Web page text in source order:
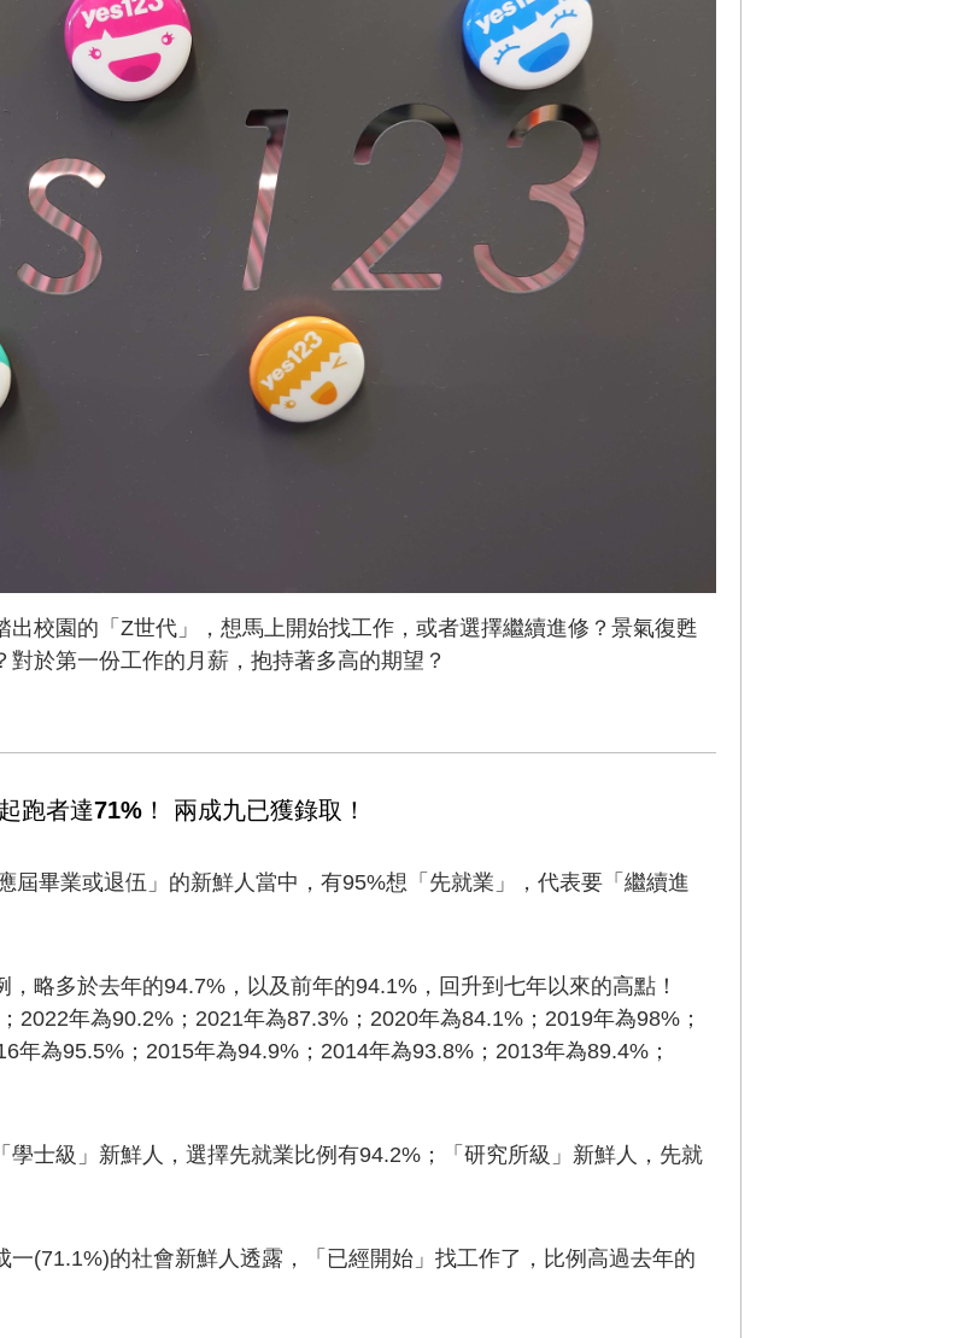
校園的「Z世代」，想馬上開始找工作，或者選擇繼續進修？景氣復甦
於第一份工作的月薪，抱持著多高的期望？
跑者達71%！ 兩成九已獲錄取！
屆畢業或退伍」的新鮮人當中，有95%想「先就業」，代表要「繼續進
略多於去年的94.7%，以及前年的94.1%，回升到七年以來的高點！
2022年為90.2%；2021年為87.3%；2020年為84.1%；2019年為98%；
年為95.5%；2015年為94.9%；2014年為93.8%；2013年為89.4%；
士級」新鮮人，選擇先就業比例有94.2%；「研究所級」新鮮人，先就
(71.1%)的社會新鮮人透露，「已經開始」找工作了，比例高過去年的